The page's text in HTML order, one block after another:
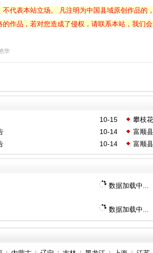
代表本站立场。 凡注明为中国县域原创作品的
作品，若对您造成了侵权，请联系本站，我们会
华
10-15
攀枝
10-14
富顺
10-14
富顺
数据加载中...
数据加载中...